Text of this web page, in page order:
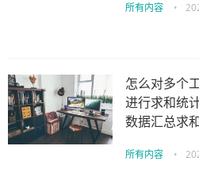
所有内容 •
怎么对多个
进行求和统
数据汇总求和
所有内容 •